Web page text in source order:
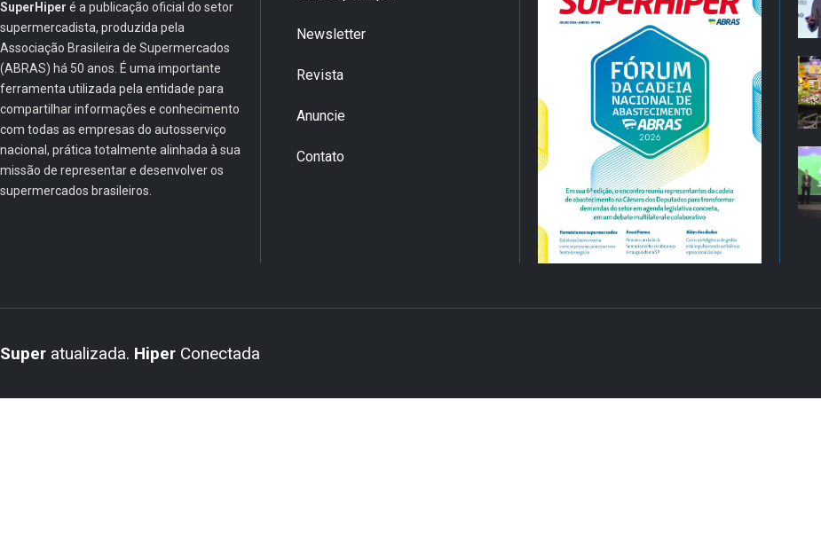
SuperHiper é a publicação oficial do setor
supermercadista, produzida pela
Associação Brasileira de Supermercados
(ABRAS) há 50 anos. É uma importante
ferramenta utilizada pela entidade para
compartilhar informações e conhecimento
com todas as empresas do autosserviço
nacional, prática totalmente alinhada à sua
missão de representar e desenvolver os
supermercados brasileiros.
Newsletter
Revista
Anuncie
Contato
Super atualizada. Hiper Conectada